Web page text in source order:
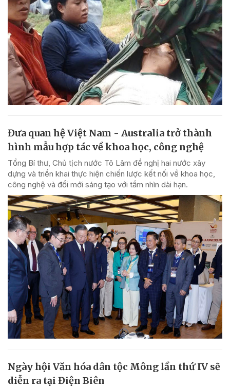
Đưa quan hệ Việt Nam - Australia trở thành
hình mẫu hợp tác về khoa học, công nghệ
Tổng Bí thư, Chủ tịch nước Tô Lâm đề nghị hai nước xây
dựng và triển khai thực hiện chiến lược kết nối về khoa học,
công nghệ và đổi mới sáng tạo với tầm nhìn dài hạn.
Ngày hội Văn hóa dân tộc Mông lần thứ IV sẽ
diễn ra tại Điện Biên